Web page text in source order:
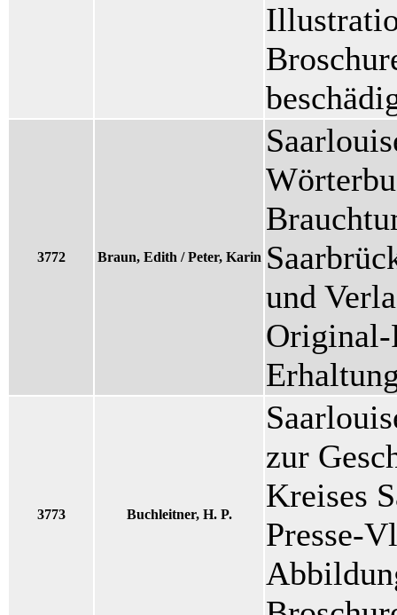
3772 Braun, Edith / Peter, Karin
und
Original-
3773 Buchleitner, H. P.
zur
Kreises
Presse-